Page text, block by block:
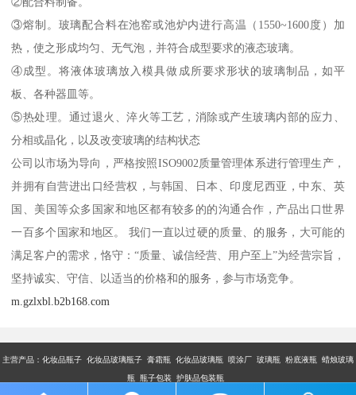
③熔制。玻璃配合料在池窑或池炉内进行高温（1550~1600度）加
热，使之形成均匀、无气泡，并符合成型要求的液态玻璃。
④成型。将液体玻璃放入模具做成所要求形状的玻璃制品，如平
板、各种器皿等。
⑤热处理。通过退火、淬火等工艺，消除或产生玻璃内部的应力、
分相或晶化，以及改变玻璃的结构状态
公司以市场为导向，严格按照ISO9002质量管理体系进行管理生产，
并拥有自营进出口经营权，与韩国、日本、印度尼西亚，中东、英
国、美国等众多国家和地区都有较多的的沟通合作，产品出口世界
一百多个国家和地区。 我们一直以过硬的质量、的服务，大可能的
满足客户的需求，恪守：“质量、诚信经营、用户至上”为经营宗旨，
坚持诚实、守信、以适当的价格和的服务，参与市场竞争。
m.gzlxbl.b2b168.com
主营产品： 化妆品瓶子 化妆品玻璃瓶子 膏霜瓶 化妆品玻璃瓶 喷涂厂 玻璃瓶 粉底液瓶 蜡烛玻璃
瓶 瓶子包装 护肤品包装瓶